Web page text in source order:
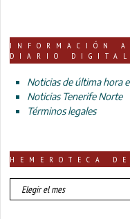
INFORMACIÓN
DIARIO DIGITAL
Noticias de última hora
Noticias Tenerife Norte
Términos legales
HEMEROTECA
HEMEROTECA
DE